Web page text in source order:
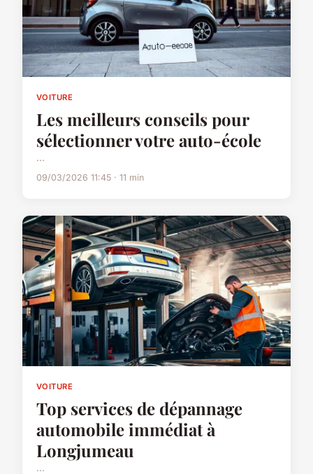
VOITURE
Les meilleurs conseils pour
sélectionner votre auto-école
...
09/03/2026 11:45 · 11 min
VOITURE
Top services de dépannage
automobile immédiat à
Longjumeau
...